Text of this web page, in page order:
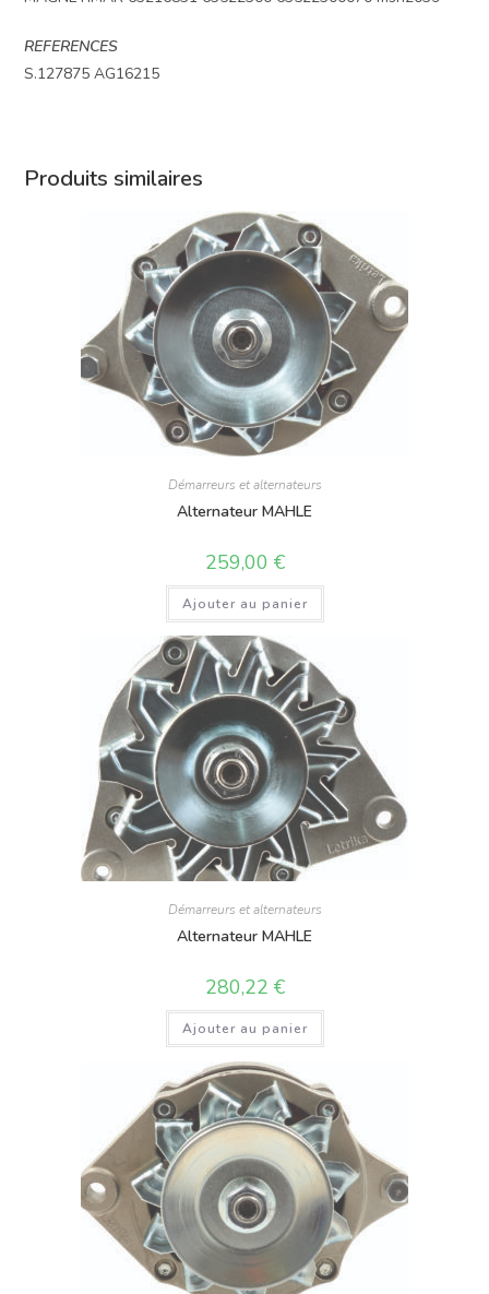
REFERENCES
S.127875 AG16215
Produits similaires
Démarreurs et alternateurs
Alternateur MAHLE
259,00 €
Ajouter au panier
Démarreurs et alternateurs
Alternateur MAHLE
280,22 €
Ajouter au panier